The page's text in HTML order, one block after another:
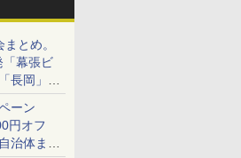
とめ。
「幕張ビ
長岡」な
押し！
ーン
円オフ
治体まと